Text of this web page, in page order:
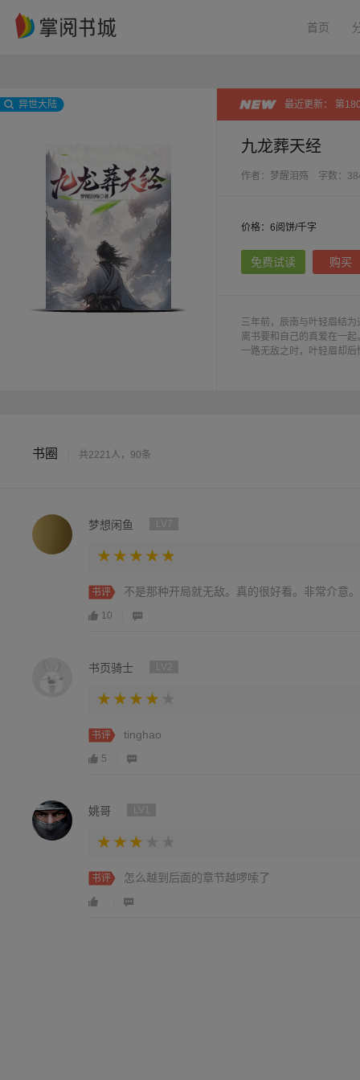
首页
异世大陆 最近更新： 第
九龙葬天经
作者：梦醒泪殇 字数：
价格：6阅饼/千字
免费试读 购买
三年前，辰南与叶轻眉结
离书要和自己的真爱在一
一路无敌之时，叶轻眉却
书圈 共2221人，90条
梦想闲鱼
书评 不是那种开局就无敌。真的很好看。非常介意
10
书页骑士
书评 tinghao
5
姚哥
书评 怎么越到后面的章节越啰嗦了